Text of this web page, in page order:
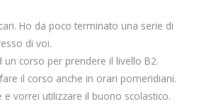
Ho da poco terminato una serie di
di voi.
un corso per prendere il livello B2.
il corso anche in orari pomeridiani.
e vorrei utilizzare il buono scolastico.